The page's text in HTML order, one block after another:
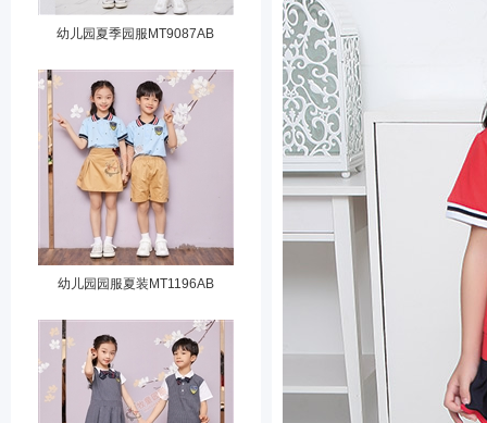
幼儿园夏季园服MT9087AB
幼儿园园服夏装MT1196AB